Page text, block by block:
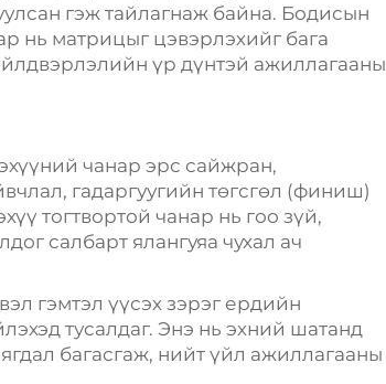
гэж тайлагнаж байна. Бодисын
нь матрицыг цэвэрлэхийг бага
үр дүнтэй ажиллагааны
чанар эрс сайжран,
гадаргуугийн төгсгөл (финиш)
тогтвортой чанар нь гоо зүй,
салбарт ялангуяа чухал ач
гэмтэл үүсэх зэрэг ердийн
тусалдаг. Энэ нь эхний шатанд
багасгаж, нийт үйл ажиллагааны